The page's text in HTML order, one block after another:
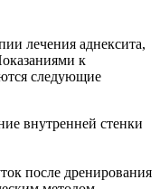
лечения аднексита,
к
следующие
внутренней стенки
после дренирования